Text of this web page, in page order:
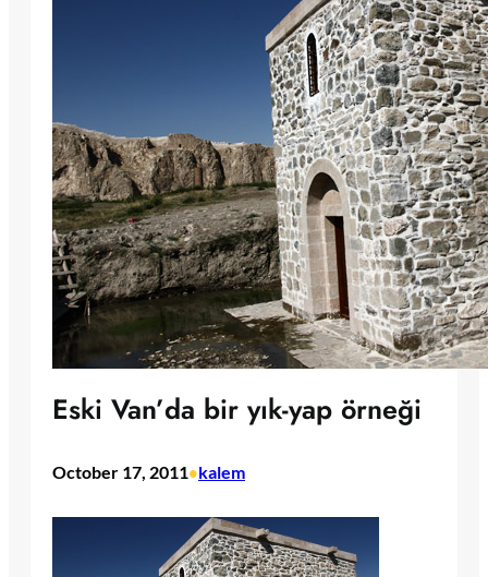
Eski Van’da bir yık-yap örneği
October 17, 2011•kalem